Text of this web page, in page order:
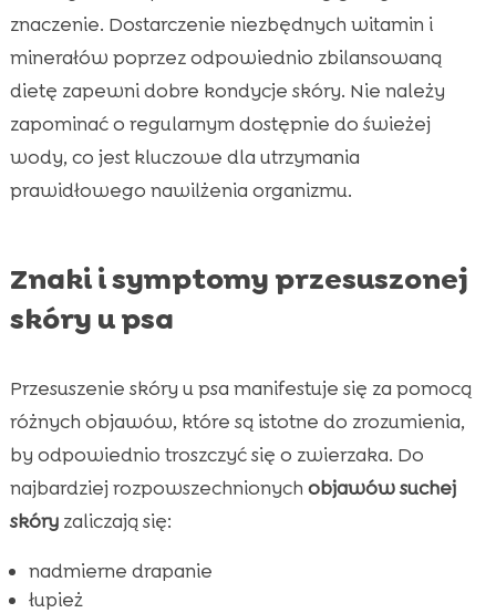
znaczenie. Dostarczenie niezbędnych witamin i
minerałów poprzez odpowiednio zbilansowaną
dietę zapewni dobre kondycje skóry. Nie należy
zapominać o regularnym dostępnie do świeżej
wody, co jest kluczowe dla utrzymania
prawidłowego nawilżenia organizmu.
Znaki i symptomy przesuszonej
skóry u psa
Przesuszenie skóry u psa manifestuje się za pomocą
różnych objawów, które są istotne do zrozumienia,
by odpowiednio troszczyć się o zwierzaka. Do
najbardziej rozpowszechnionych objawów suchej
skóryzaliczają się:
nadmierne drapanie
łupież